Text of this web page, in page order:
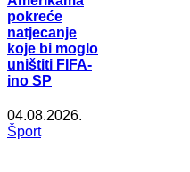
pokreće
natjecanje
koje bi moglo
uništiti FIFA-
ino SP
04.08.2026.
Šport